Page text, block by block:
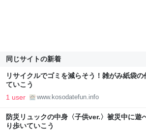
同じサイトの新着
リサイクルでゴミを減らそう！雑がみ紙袋
ていこう
1 user www.kosodatefun.info
防災リュックの中身〈子供ver.〉被災中に遊
り歩いていこう